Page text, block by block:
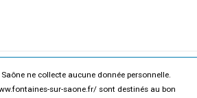
ne collecte aucune donnée personnelle.
sur-saone.fr/ sont destinés au bon
Politique de confidentialité